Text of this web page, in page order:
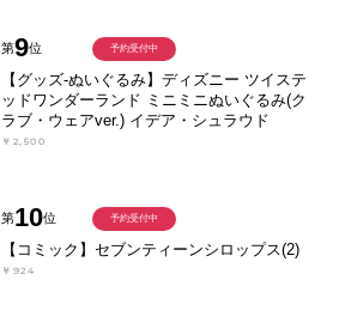
第9位
【グッズ-ぬいぐるみ】ディズニー ツイステ
ッドワンダーランド ミニミニぬいぐるみ(ク
ラブ・ウェアver.) イデア・シュラウド
￥2,500
予約受付中
第10位
【コミック】セブンティーンシロップス(2)
￥924
予約受付中